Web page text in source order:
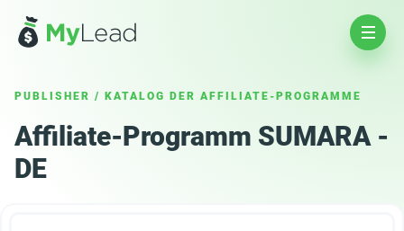
PUBLISHER / KATALOG DER AFFILIATE-PROGRAMME
Affiliate-Programm SUMARA -
DE